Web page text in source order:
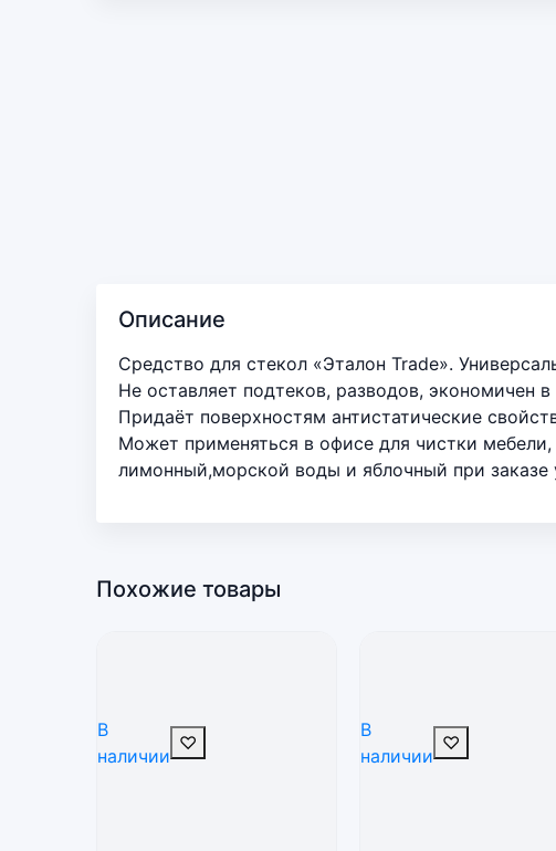
Описание
Средство для стекол «Эталон Trade».
Не оставляет подтеков, разводов, экономичен
Придаёт поверхностям антистатические
Может применяться в офисе для чистки
лимонный,морской воды и яблочный при заказе
Похожие товары
В
наличии
♡
В
наличии
♡